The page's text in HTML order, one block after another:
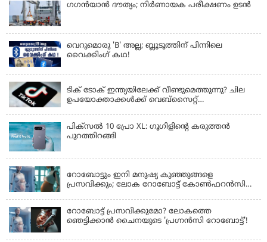
ഗഗന്‍യാന്‍ ദൗത്യം; നിര്‍ണായക പരീക്ഷണം ഉടന്‍
വെറുമൊരു 'B' അല്ല; ബ്ലൂടൂത്തിന് പിന്നിലെ
വൈക്കിംഗ് കഥ!
ടിക് ടോക് ഇന്ത്യയിലേക്ക് വീണ്ടുമെത്തുന്നു? ചില
ഉപയോക്താക്കൾക്ക് വെബ്സൈറ്റ്
പിക്സൽ 10 പ്രോ XL: ഗൂഗിളിന്റെ കരുത്തൻ
പുറത്തിറങ്ങി
റോബോട്ടും ഇനി മനുഷ്യ കുഞ്ഞുങ്ങളെ
പ്രസവിക്കും; ലോക റോബോട്ട് കോണ്‍ഫറന്‍സില്‍
റോബോട്ട് പ്രസവിക്കുമോ? ലോകത്തെ
ഞെട്ടിക്കാൻ ചൈനയുടെ 'പ്രഗ്നൻസി റോബോട്ട്'!